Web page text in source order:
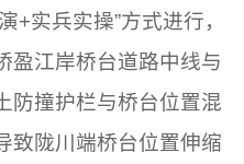
+实兵实操”方式进行，
盈江岸桥台道路中线与
防撞护栏与桥台位置混
致陇川端桥台位置伸缩